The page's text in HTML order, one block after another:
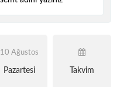
10 Ağustos
Pazartesi Takvim